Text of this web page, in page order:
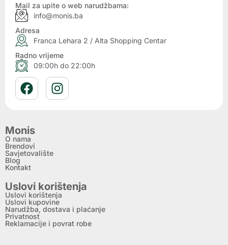
Mail za upite o web narudžbama:
info@monis.ba
Adresa
Franca Lehara 2 / Alta Shopping Centar
Radno vrijeme
09:00h do 22:00h
Monis
O nama
Brendovi
Savjetovalište
Blog
Kontakt
Uslovi korištenja
Uslovi korištenja
Uslovi kupovine
Narudžba, dostava i plaćanje
Privatnost
Reklamacije i povrat robe